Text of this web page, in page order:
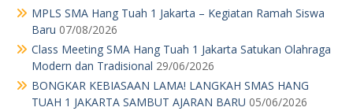
MPLS SMA Hang Tuah 1 Jakarta – Kegiatan Ramah Siswa
Baru 07/08/2026
Class Meeting SMA Hang Tuah 1 Jakarta Satukan Olahraga
Modern dan Tradisional 29/06/2026
BONGKAR KEBIASAAN LAMA! LANGKAH SMAS HANG
TUAH 1 JAKARTA SAMBUT AJARAN BARU 05/06/2026